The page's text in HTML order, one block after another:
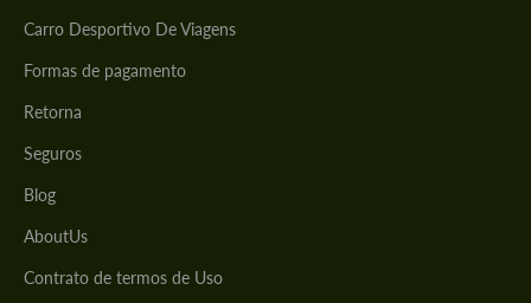
Carro Desportivo De Viagens
Formas de pagamento
Retorna
Seguros
Blog
AboutUs
Contrato de termos de Uso